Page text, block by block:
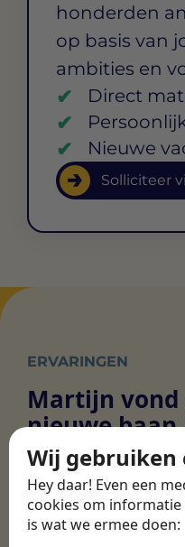
Wij gebruiken
Hey daar! Even een
cookies om
is wat we ermee doen:
honderden
op basis van
ambities en
Direct
Nieuwe
Solliciteer
ERVARINGEN
Martijn vond
nieuwe baan
CBEE
Door Swipe4Work